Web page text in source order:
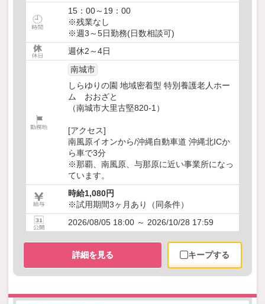
15：00～19：00
※残業なし
※週3～5日勤務(日数相談可)
週休2～4日
南城市
しらゆりの園 地域密着型 特別養護老人ホー
ム おおざと
（南城市大里古堅820-1）
[アクセス]
南風原イオンから/沖縄自動車道 沖縄北ICか
ら車で3分
※那覇、南風原、与那原に近い事業所になっ
ています。
時給1,080円
※試用期間3ヶ月あり（同条件）
2026/08/05 18:00 ～ 2026/10/28 17:59
詳細を見る キープする